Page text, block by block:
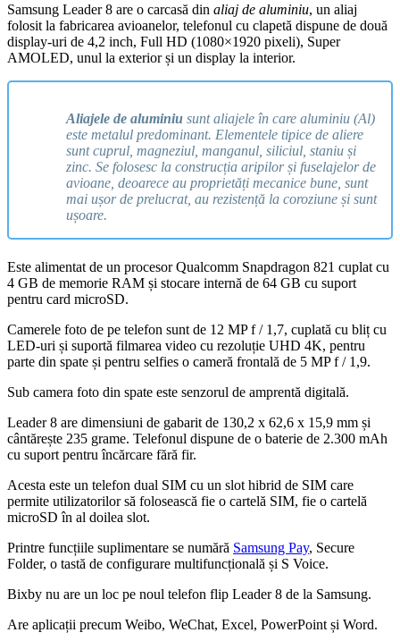
Samsung Leader 8 are o carcasă din aliaj de aluminiu, un aliaj
folosit la fabricarea avioanelor, telefonul cu clapetă dispune de două
display-uri de 4,2 inch, Full HD (1080×1920 pixeli), Super
AMOLED, unul la exterior și un display la interior.
Aliajele de aluminiu sunt aliajele în care aluminiu (Al)
este metalul predominant. Elementele tipice de aliere
sunt cuprul, magneziul, manganul, siliciul, staniu și
zinc. Se folosesc la construcția aripilor și fuselajelor de
avioane, deoarece au proprietăți mecanice bune, sunt
mai ușor de prelucrat, au rezistență la coroziune și sunt
ușoare.
Este alimentat de un procesor Qualcomm Snapdragon 821 cuplat cu
4 GB de memorie RAM și stocare internă de 64 GB cu suport
pentru card microSD.
Camerele foto de pe telefon sunt de 12 MP f / 1,7, cuplată cu bliț cu
LED-uri și suportă filmarea video cu rezoluție UHD 4K, pentru
parte din spate și pentru selfies o cameră frontală de 5 MP f / 1,9.
Sub camera foto din spate este senzorul de amprentă digitală.
Leader 8 are dimensiuni de gabarit de 130,2 x 62,6 x 15,9 mm și
cântărește 235 grame. Telefonul dispune de o baterie de 2.300 mAh
cu suport pentru încărcare fără fir.
Acesta este un telefon dual SIM cu un slot hibrid de SIM care
permite utilizatorilor să folosească fie o cartelă SIM, fie o cartelă
microSD în al doilea slot.
Printre funcțiile suplimentare se numără Samsung Pay, Secure
Folder, o tastă de configurare multifuncțională și S Voice.
Bixby nu are un loc pe noul telefon flip Leader 8 de la Samsung.
Are aplicații precum Weibo, WeChat, Excel, PowerPoint și Word.